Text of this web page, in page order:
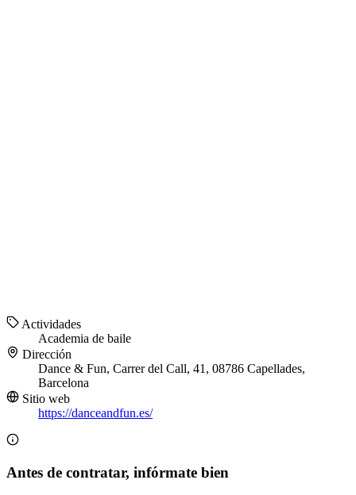
Actividades
Academia de baile
Dirección
Dance & Fun, Carrer del Call, 41, 08786 Capellades,
Barcelona
Sitio web
https://danceandfun.es/
Antes de contratar, infórmate bien